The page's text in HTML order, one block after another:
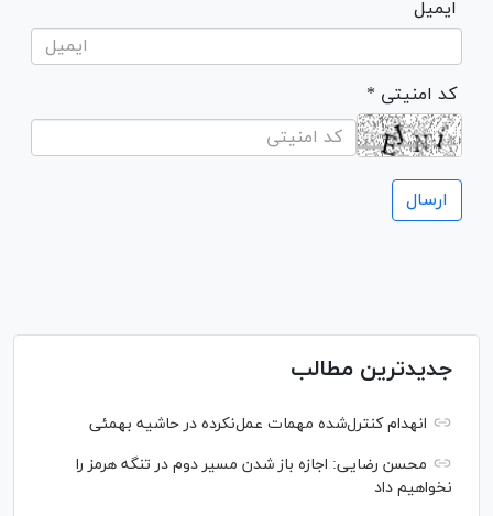
ایمیل
* کد امنیتی
جدیدترین مطالب
انهدام کنترل‌شده مهمات عمل‌نکرده در حاشیه بهمئی
محسن رضایی: اجازه باز شدن مسیر دوم در تنگه هرمز را
نخواهیم داد